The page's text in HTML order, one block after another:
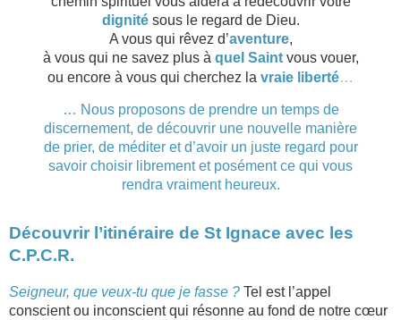
dignité sous le regard de Dieu.
A vous qui rêvez d’aventure,
à vous qui ne savez plus à quel Saint vous vouer,
ou encore à vous qui cherchez la vraie liberté…
… Nous proposons de prendre un temps de
discernement, de découvrir une nouvelle manière
de prier, de méditer et d’avoir un juste regard pour
savoir choisir librement et posément ce qui vous
rendra vraiment heureux.
Découvrir l’itinéraire de St Ignace avec les
C.P.C.R.
Seigneur, que veux-tu que je fasse ? Tel est l’appel
conscient ou inconscient qui résonne au fond de notre cœur